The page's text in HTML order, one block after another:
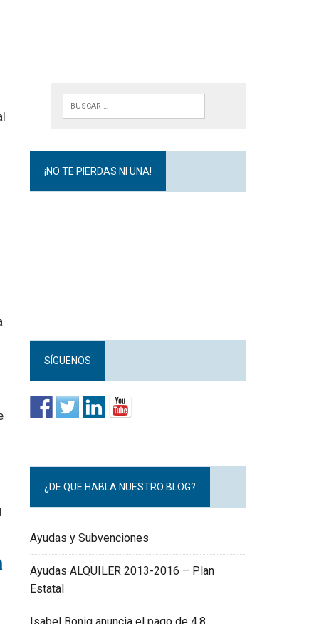
¡NO TE PIERDAS NI UNA!
SÍGUENOS
¿DE QUE HABLA NUESTRO BLOG?
Ayudas y Subvenciones
Ayudas ALQUILER 2013-2016 – Plan
Estatal